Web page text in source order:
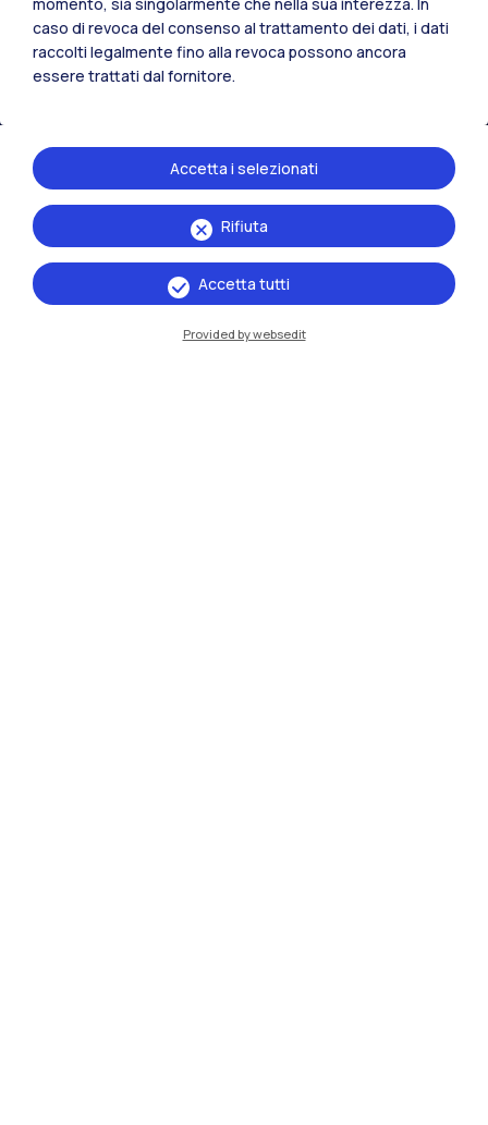
Polimi Community
Tutti i siti dell’ecosistema
caso di revoca del consenso al trattamento dei dati, i dati
raccolti legalmente fino alla revoca possono ancora
essere trattati dal fornitore.
Rifiuta
Accetta i selezionati
Accetta tutti
Provided by websedit